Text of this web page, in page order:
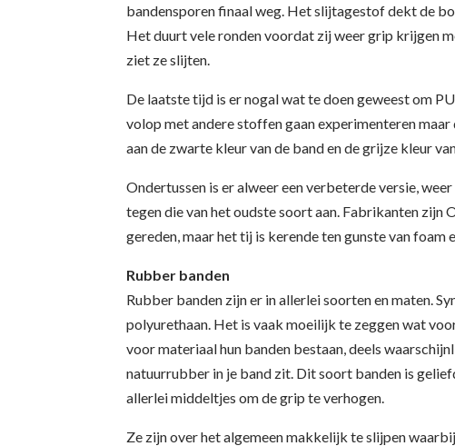
bandensporen finaal weg. Het slijtagestof dekt de
Het duurt vele ronden voordat zij weer grip krijgen
ziet ze slijten.
De laatste tijd is er nogal wat te doen geweest om
volop met andere stoffen gaan experimenteren
aan de zwarte kleur van de band en de grijze kleur
Ondertussen is er alweer een verbeterde versie,
tegen die van het oudste soort aan. Fabrikanten
gereden, maar het tij is kerende ten gunste van
Rubber banden
Rubber banden zijn er in allerlei soorten en maten.
polyurethaan. Het is vaak moeilijk te zeggen wat
voor materiaal hun banden bestaan, deels
natuurrubber in je band zit. Dit soort banden is
allerlei middeltjes om de grip te verhogen.
Ze zijn over het algemeen makkelijk te slijpen